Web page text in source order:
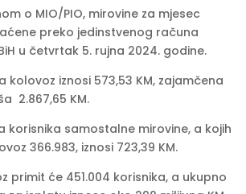
o MIO/PIO, mirovine za mjesec
preko jedinstvenog računa
u četvrtak 5. rujna 2024. godine.
kolovoz iznosi 573,53 KM, zajamčena
2.867,65 KM.
korisnika samostalne mirovine, a kojih
366.983, iznosi 723,39 KM.
primit će 451.004 korisnika, a ukupno